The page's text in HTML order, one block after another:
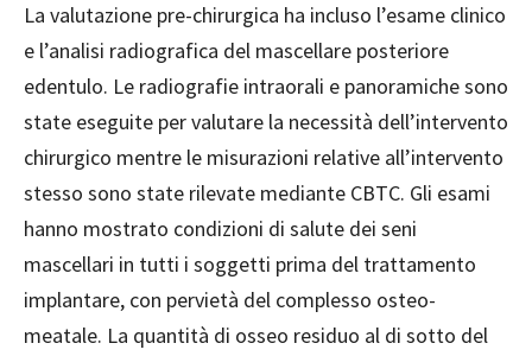
La valutazione pre-chirurgica ha incluso l’esame clinico
e l’analisi radiografica del mascellare posteriore
edentulo. Le radiografie intraorali e panoramiche sono
state eseguite per valutare la necessità dell’intervento
chirurgico mentre le misurazioni relative all’intervento
stesso sono state rilevate mediante CBTC. Gli esami
hanno mostrato condizioni di salute dei seni
mascellari in tutti i soggetti prima del trattamento
implantare, con pervietà del complesso osteo-
meatale. La quantità di osseo residuo al di sotto del